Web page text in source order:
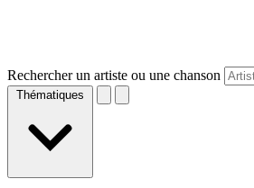
Rechercher un artiste ou une chanson
Thématiques